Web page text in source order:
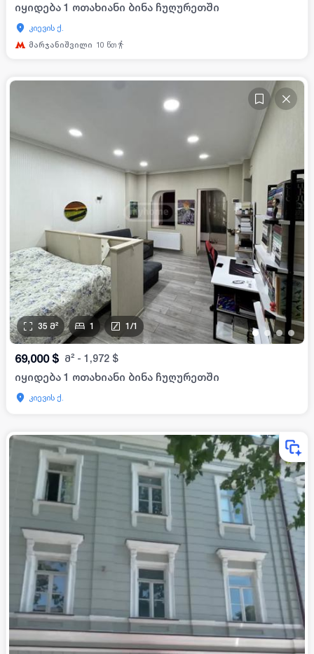
იყიდება 1 ოთახიანი ბინა ჩუღურეთში
კიევის ქ.
მარჯანიშვილი 10 წთ
• •• •
35 მ² 1 1 /1
69,000 $ მ² - 1,972 $
იყიდება 1 ოთახიანი ბინა ჩუღურეთში
კიევის ქ.